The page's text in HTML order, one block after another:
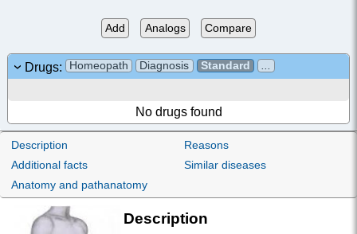
Add Analogs Compare
Drugs: Homeopath Diagnosis Standard
No drugs found
Description
Additional facts
Anatomy and pathanatomy
Reasons
Similar diseases
Description